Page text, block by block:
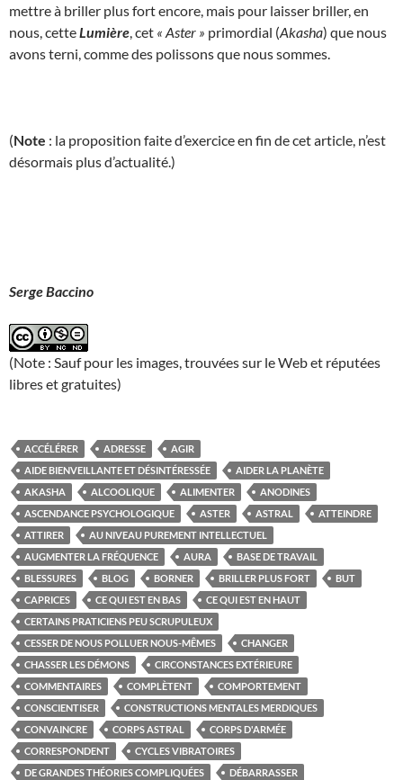
mettre à briller plus fort encore, mais pour laisser briller, en
nous, cetteLumière , cet « Aster » primordial (Akasha) que nous
avons terni, comme des polissons que nous sommes.
(Note : la proposition faite d’exercice en fin de cet article, n’est
désormais plus d’actualité.)
Serge Baccino
(Note : Sauf pour les images, trouvées sur le Web et réputées
libres et gratuites)
ACCÉLÉRER ADRESSE
AGIR
AIDE BIENVEILLANTE ET DÉSINTÉRESSÉE
AIDER LA PLANÈTE
AKASHA
ALCOOLIQUE ALIMENTER
ANODINES
ASCENDANCE PSYCHOLOGIQUE
ASTER ASTRAL
ATTEINDRE
ATTIRER
AU NIVEAU PUREMENT INTELLECTUEL
AUGMENTER LA FRÉQUENCE
AURA
BASE DE TRAVAIL
BLESSURES
BLOG BORNER BRILLER PLUS FORT
BUT
CAPRICES
CE QUI EST EN BAS
CE QUI EST EN HAUT
CERTAINS PRATICIENS PEU SCRUPULEUX
CESSER DE NOUS POLLUER NOUS-MÊMES
CHANGER
CHASSER LES DÉMONS
CIRCONSTANCES EXTÉRIEURE
COMMENTAIRES
COMPLÈTENT
COMPORTEMENT
CONSCIENTISER
CONSTRUCTIONS MENTALES MERDIQUES
CONVAINCRE
CORPS ASTRAL
CORPS D'ARMÉE
CORRESPONDENT
CYCLES VIBRATOIRES
DE GRANDES THÉORIES COMPLIQUÉES
DÉBARRASSER